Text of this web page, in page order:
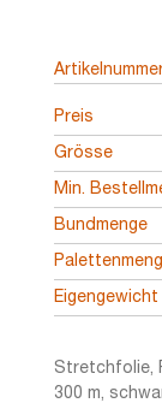
Preis
Grösse
Min.
Bundmenge
Eigengewicht
Stretchfolie,
300 m,